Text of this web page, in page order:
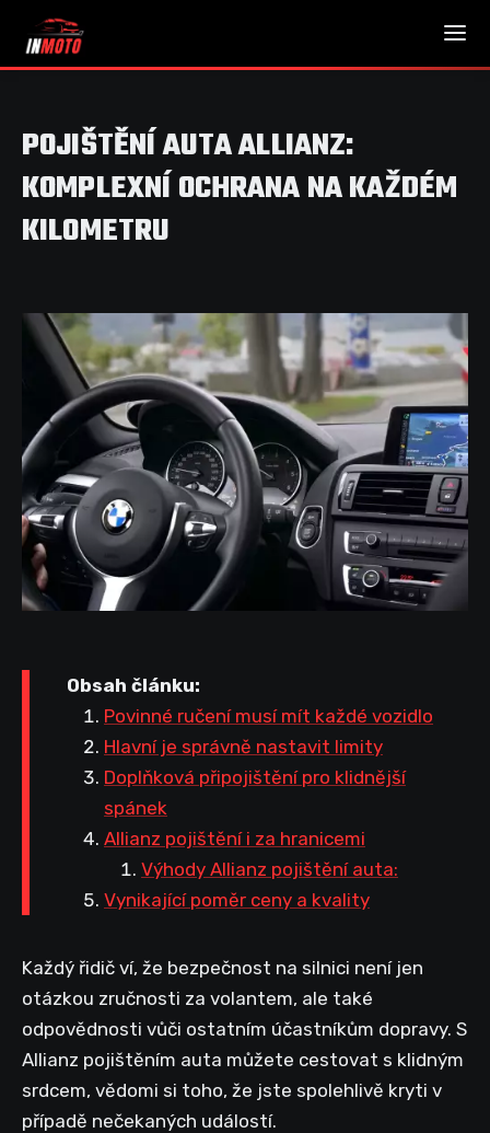
POJIŠTĚNÍ AUTA ALLIANZ:
KOMPLEXNÍ OCHRANA NA KAŽDÉM
KILOMETRU
Obsah článku:
Povinné ručení musí mít každé vozidlo
Hlavní je správně nastavit limity
Doplňková připojištění pro klidnější
spánek
Allianz pojištění i za hranicemi
Výhody Allianz pojištění auta:
Vynikající poměr ceny a kvality
Každý řidič ví, že bezpečnost na silnici není jen
otázkou zručnosti za volantem, ale také
odpovědnosti vůči ostatním účastníkům dopravy. S
Allianz pojištěním auta můžete cestovat s klidným
srdcem, vědomi si toho, že jste spolehlivě kryti v
případě nečekaných událostí.